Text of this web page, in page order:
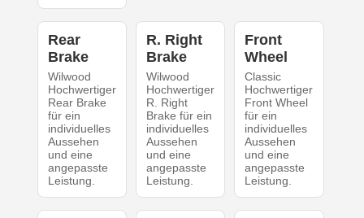
Rear
Brake
Wilwood
Hochwertiger
Rear Brake
für ein
individuelles
Aussehen
und eine
angepasste
Leistung.
R. Right
Brake
Wilwood
Hochwertiger
R. Right
Brake für ein
individuelles
Aussehen
und eine
angepasste
Leistung.
Front
Wheel
Classic
Hochwertiger
Front Wheel
für ein
individuelles
Aussehen
und eine
angepasste
Leistung.